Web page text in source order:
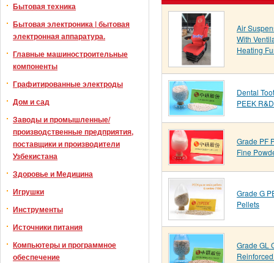
Бытовая техника
Бытовая электроника | бытовая
электронная аппаратура.
Главные машиностроительные
компоненты
Графитированные электроды
Дом и сад
Заводы и промышленные/
производственные предприятия,
поставщики и производители
Узбекистана
Здоровье и Медицина
Игрушки
Инструменты
Источники питания
Компьютеры и программное
обеспечение
Air
With
Heating
Dental
PEEK
Grade PF
Fine
Grade G
Pellets
Grade GL